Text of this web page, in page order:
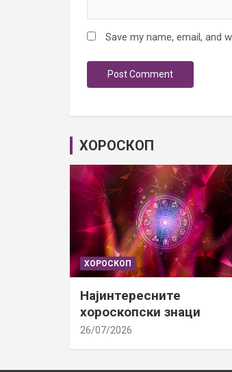
Save my name, email, and
ХОРОСКОП
ХОРОСКОП
Најинтересните
хороскопски знаци
26/07/2026